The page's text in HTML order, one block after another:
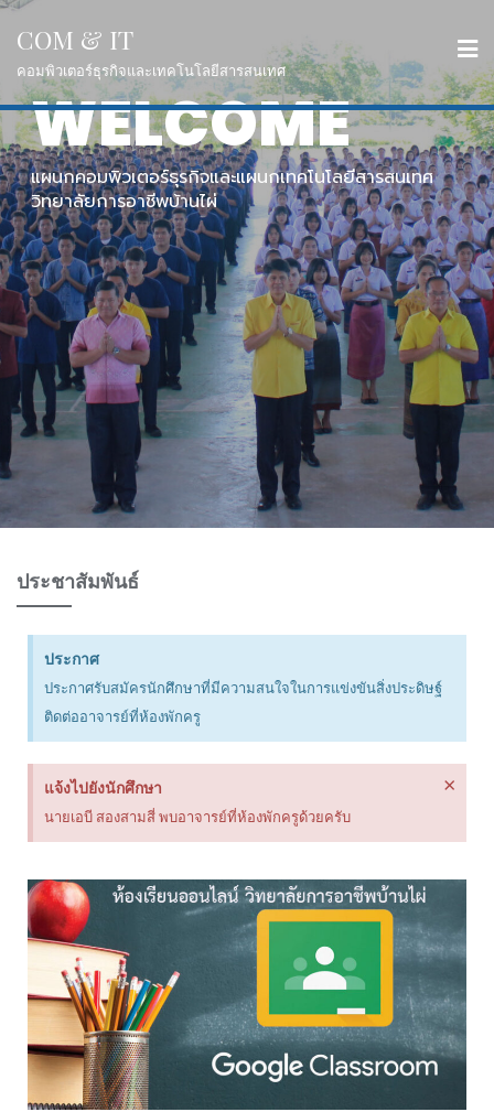
COM & IT
คอมพิวเตอร์ธุรกิจและเทคโนโลยีสารสนเทศ
WELCOME
แผนกคอมพิวเตอร์ธุรกิจและแผนกเทคโนโลยีสารสนเทศ
วิทยาลัยการอาชีพบ้านไผ่
ประชาสัมพันธ์
ประกาศ
ประกาศรับสมัครนักศึกษาที่มีความสนใจในการแข่งขันสิ่งประดิษฐ์
ติดต่ออาจารย์ที่ห้องพักครู
แจ้งไปยังนักศึกษา
นายเอบี สองสามสี่ พบอาจารย์ที่ห้องพักครูด้วยครับ
×